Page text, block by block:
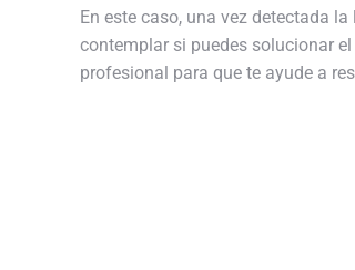
En este caso, una vez detectada
contemplar si puedes solucionar
profesional para que te ayude a